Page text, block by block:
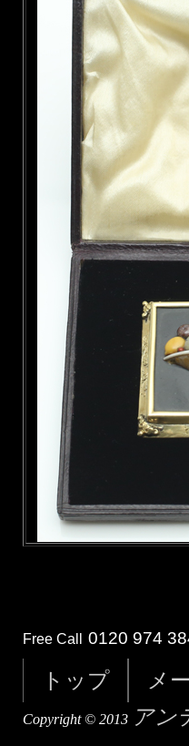
Free Call 0120 974
トップ メ
Copyright © 2013 アン